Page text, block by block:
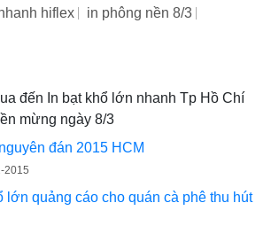
hiflex
in phông nền 8/3
đến In bạt khổ lớn nhanh Tp Hồ Chí
mừng ngày 8/3
đán 2015 HCM
2015
lớn quảng cáo cho quán cà phê thu hút